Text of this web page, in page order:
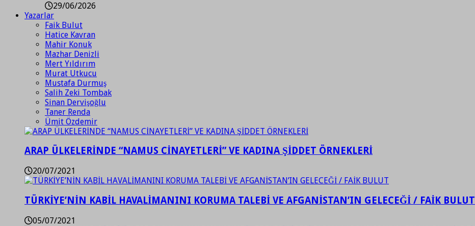
29/06/2026
Yazarlar
Faik Bulut
Hatice Kavran
Mahir Konuk
Mazhar Denizli
Mert Yıldırım
Murat Utkucu
Mustafa Durmuş
Salih Zeki Tombak
Sinan Dervişoğlu
Taner Renda
Ümit Özdemir
ARAP ÜLKELERİNDE “NAMUS CİNAYETLERİ” VE KADINA ŞİDDET ÖRNEKLERİ
20/07/2021
TÜRKİYE’NİN KABİL HAVALİMANINI KORUMA TALEBİ VE AFGANİSTAN’IN GELECEĞİ / FAİK BULUT
05/07/2021